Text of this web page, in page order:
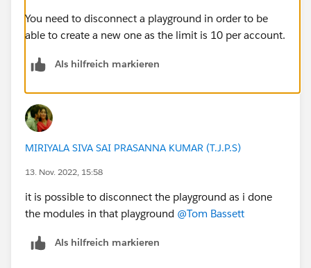
You need to disconnect a playground in order to be
able to create a new one as the limit is 10 per account.
Als hilfreich markieren
MIRIYALA SIVA SAI PRASANNA KUMAR (T.J.P.S)
13. Nov. 2022, 15:58
it is possible to disconnect the playground as i done
the modules in that playground @Tom Bassett
Als hilfreich markieren